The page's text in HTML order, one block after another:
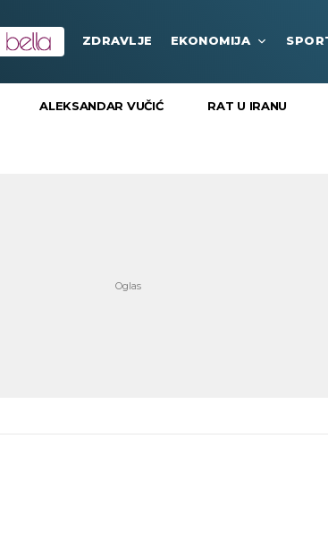
ZDRAVLJE EKONOMIJA
ALEKSANDAR VUČIĆ RAT U IRANU